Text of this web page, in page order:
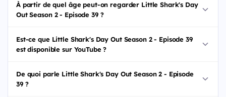
À partir de quel âge peut-on regarder Little Shark's Day
Out Season 2 - Episode 39 ?
Est-ce que Little Shark's Day Out Season 2 - Episode 39
est disponible sur YouTube ?
De quoi parle Little Shark's Day Out Season 2 - Episode
39 ?